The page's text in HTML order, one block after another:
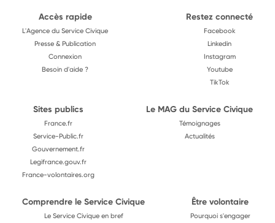
Accès rapide
L'Agence du Service Civique
Presse & Publication
Connexion
Besoin d'aide ?
Restez connecté
Facebook
Linkedin
Instagram
Youtube
TikTok
Sites publics
France.fr
Service-Public.fr
Gouvernement.fr
Legifrance.gouv.fr
France-volontaires.org
Le MAG du Service Civique
Témoignages
Actualités
Comprendre le Service Civique
Le Service Civique en bref
Être volontaire
Pourquoi s'engager